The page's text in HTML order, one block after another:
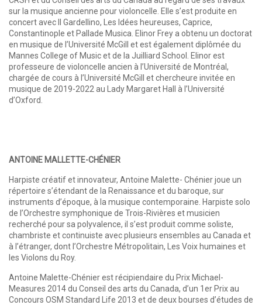
sur la musique ancienne pour violoncelle. Elle s’est produite en
concert avec Il Gardellino, Les Idées heureuses, Caprice,
Constantinople et Pallade Musica. Elinor Frey a obtenu un doctorat
en musique de l’Université McGill et est également diplômée du
Mannes College of Music et de la Juilliard School. Elinor est
professeure de violoncelle ancien à l’Université de Montréal,
chargée de cours à l’Université McGill et chercheure invitée en
musique de 2019-2022 au Lady Margaret Hall à l’Université
d’Oxford.
ANTOINE MALLETTE-CHÉNIER
Harpiste créatif et innovateur, Antoine Malette- Chénier joue un
répertoire s’étendant de la Renaissance et du baroque, sur
instruments d’époque, à la musique contemporaine. Harpiste solo
de l’Orchestre symphonique de Trois-Rivières et musicien
recherché pour sa polyvalence, il s’est produit comme soliste,
chambriste et continuiste avec plusieurs ensembles au Canada et
à l’étranger, dont l’Orchestre Métropolitain, Les Voix humaines et
les Violons du Roy.
Antoine Malette-Chénier est récipiendaire du Prix Michael-
Measures 2014 du Conseil des arts du Canada, d’un 1er Prix au
Concours OSM Standard Life 2013 et de deux bourses d’études de